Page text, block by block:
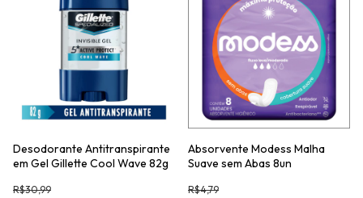
Desodorante Antitranspirante
em Gel Gillette Cool Wave 82g
R$30,99
Absorvente Modess Malha
Suave sem Abas 8un
R$4,79